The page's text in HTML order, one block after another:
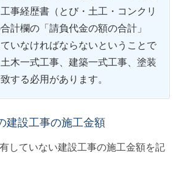
事経歴書（とび・土工・コンクリ
計欄の「請負代金の額の合計」
ていなければならないということで
木一式工事、建築一式工事、塗装
する必用があります。
建設工事の施工金額
していない建設工事の施工金額を記